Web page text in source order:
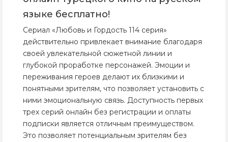
языке бесплатно!
Сериал «Любовь и Гордость 114 серия»
действительно привлекает внимание благодаря
своей увлекательной сюжетной линии и
глубокой проработке персонажей. Эмоции и
переживания героев делают их близкими и
понятными зрителям, что позволяет установить с
ними эмоциональную связь. Доступность первых
трех серий онлайн без регистрации и оплаты
подписки является отличным преимуществом.
Это позволяет потенциальным зрителям без